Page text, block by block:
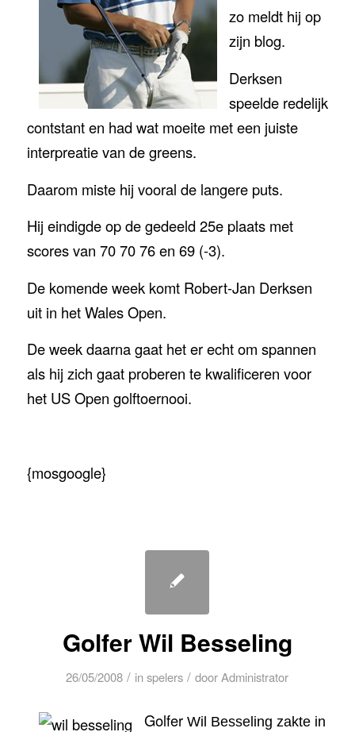
zo meldt hij op
zijn blog.
Derksen
speelde redelijk
contstant en had wat moeite met een juiste
interpreatie van de greens.
Daarom miste hij vooral de langere puts.
Hij eindigde op de gedeeld 25e plaats met
scores van 70 70 76 en 69 (-3).
De komende week komt Robert-Jan Derksen
uit in het Wales Open.
De week daarna gaat het er echt om spannen
als hij zich gaat proberen te kwalificeren voor
het US Open golftoernooi.
{mosgoogle}
Golfer Wil Besseling
26/05/2008 / inspelers / doorAdministrator
Golfer Wil Besseling zakte in